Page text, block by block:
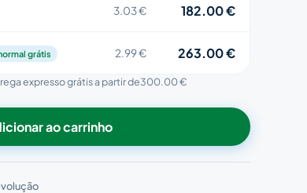
3.03 € 182.00 €
grátis 2.99 € 263.00 €
expresso grátis a partir de300.00 €
ao carrinho